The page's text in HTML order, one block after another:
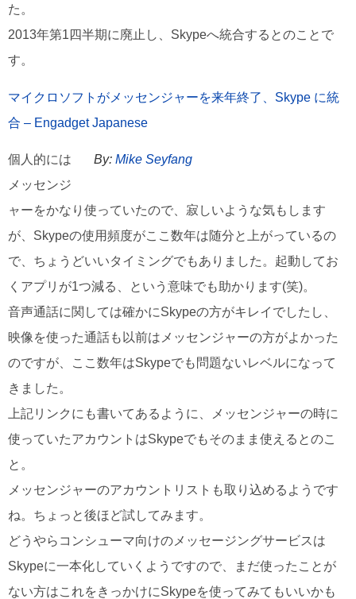
た。
2013年第1四半期に廃止し、Skypeへ統合するとのことで
す。
マイクロソフトがメッセンジャーを来年終了、Skype に統
合 – Engadget Japanese
By: Mike Seyfang
個人的には
メッセンジ
ャーをかなり使っていたので、寂しいような気もします
が、Skypeの使用頻度がここ数年は随分と上がっているの
で、ちょうどいいタイミングでもありました。起動してお
くアプリが1つ減る、という意味でも助かります(笑)。
音声通話に関しては確かにSkypeの方がキレイでしたし、
映像を使った通話も以前はメッセンジャーの方がよかった
のですが、ここ数年はSkypeでも問題ないレベルになって
きました。
上記リンクにも書いてあるように、メッセンジャーの時に
使っていたアカウントはSkypeでもそのまま使えるとのこ
と。
メッセンジャーのアカウントリストも取り込めるようです
ね。ちょっと後ほど試してみます。
どうやらコンシューマ向けのメッセージングサービスは
Skypeに一本化していくようですので、まだ使ったことが
ない方はこれをきっかけにSkypeを使ってみてもいいかも